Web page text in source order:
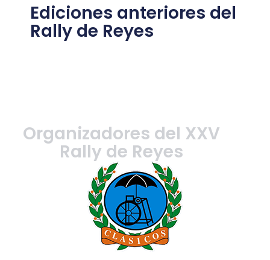
Ediciones anteriores del
Rally de Reyes
Organizadores del XXV
Rally de Reyes